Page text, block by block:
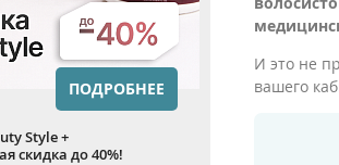
Style +
скидка до 40%!
ПОДРОБНЕЕ
И это не
вашего